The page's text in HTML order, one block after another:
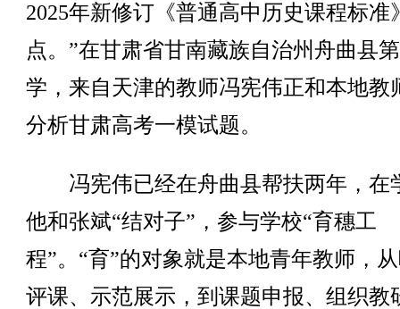
2025年新修订《普通高中历史课程标准
点。”在甘肃省甘南藏族自治州舟曲县
学，来自天津的教师冯宪伟正和本地教
分析甘肃高考一模试题。
冯宪伟已经在舟曲县帮扶两年，在
他和张斌“结对子”，参与学校“育穗工
程”。“育”的对象就是本地青年教师，
评课、示范展示，到课题申报、组织教